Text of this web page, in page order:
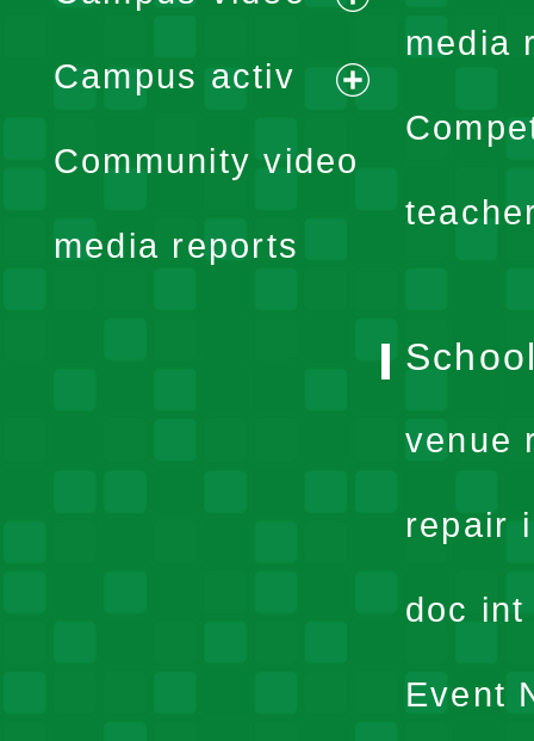
media
expand
menu
Campus activ
expand
Community video
media reports
venue
repair
doc
Event